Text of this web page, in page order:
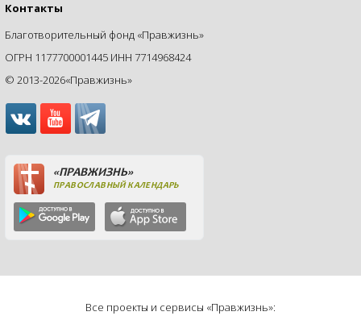
Контакты
Благотворительный фонд «Правжизнь»
ОГРН 1177700001445 ИНН 7714968424
© 2013-2026«Правжизнь»
«ПРАВЖИЗНЬ»
ПРАВОСЛАВНЫЙ КАЛЕНДАРЬ
Все проекты и сервисы «Правжизнь»: